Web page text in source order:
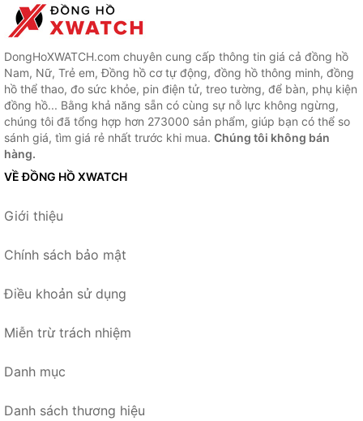
DongHoXWATCH.com chuyên cung cấp thông tin giá cả đồng hồ
Nam, Nữ, Trẻ em, Đồng hồ cơ tự động, đồng hồ thông minh, đồng
hồ thể thao, đo sức khỏe, pin điện tử, treo tường, để bàn, phụ kiện
đồng hồ... Bằng khả năng sẵn có cùng sự nỗ lực không ngừng,
chúng tôi đã tổng hợp hơn 273000 sản phẩm, giúp bạn có thể so
sánh giá, tìm giá rẻ nhất trước khi mua. Chúng tôi không bán
hàng.
VỀ ĐỒNG HỒ XWATCH
Giới thiệu
Chính sách bảo mật
Điều khoản sử dụng
Miễn trừ trách nhiệm
Danh mục
Danh sách thương hiệu